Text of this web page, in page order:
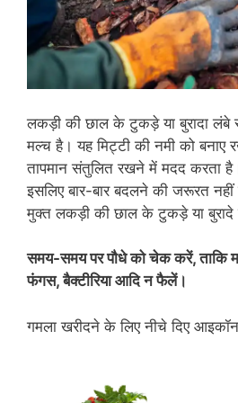
लकड़ी की छाल के टुकड़े या बुरादा
मल्च है। यह मिट्टी की नमी को बनाए
तापमान संतुलित रखने में मदद करता
इसलिए बार-बार बदलने की जरूरत
मुक्त लकड़ी की छाल के टुकड़े या बुरादे
समय-समय पर पौधे को चेक करें, ताकि
फंगस, बैक्टीरिया आदि न फैलें।
गमला खरीदने के लिए नीचे दिए